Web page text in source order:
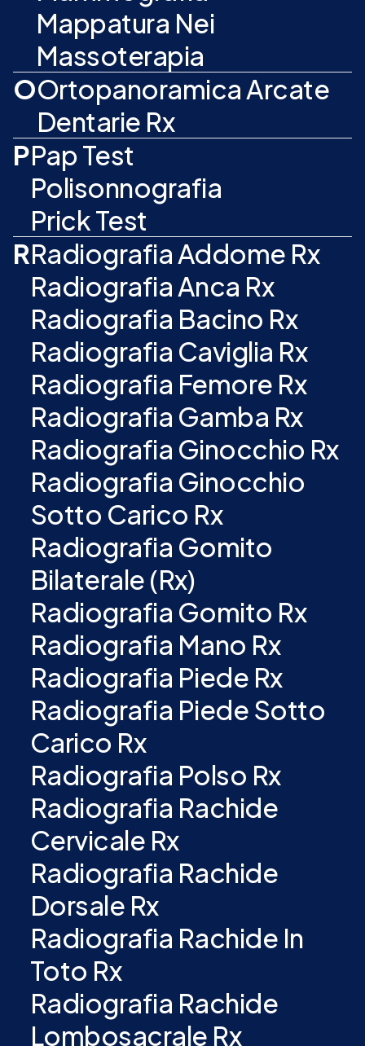
Mappatura Nei
Massoterapia
OOrtopanoramica Arcate
Dentarie Rx
PPap Test
Polisonnografia
Prick Test
RRadiografia Addome Rx
Radiografia Anca Rx
Radiografia Bacino Rx
Radiografia Caviglia Rx
Radiografia Femore Rx
Radiografia Gamba Rx
Radiografia Ginocchio Rx
Radiografia Ginocchio
Sotto Carico Rx
Radiografia Gomito
Bilaterale (Rx)
Radiografia Gomito Rx
Radiografia Mano Rx
Radiografia Piede Rx
Radiografia Piede Sotto
Carico Rx
Radiografia Polso Rx
Radiografia Rachide
Cervicale Rx
Radiografia Rachide
Dorsale Rx
Radiografia Rachide In
Toto Rx
Radiografia Rachide
Lombosacrale Rx